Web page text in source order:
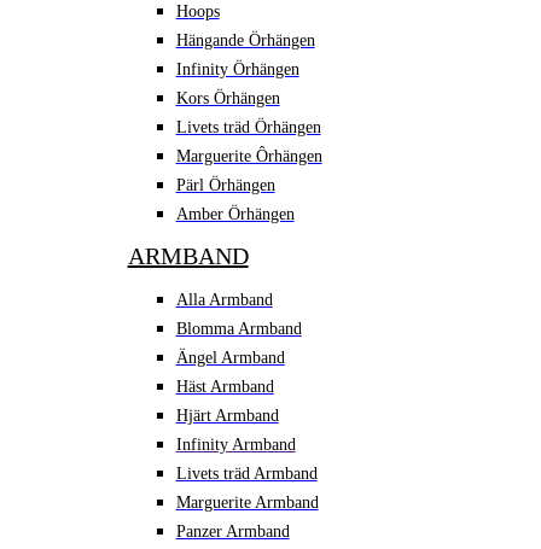
Hoops
Hängande Örhängen
Infinity Örhängen
Kors Örhängen
Livets träd Örhängen
Marguerite Ôrhängen
Pärl Örhängen
Amber Örhängen
ARMBAND
Alla Armband
Blomma Armband
Ängel Armband
Häst Armband
Hjärt Armband
Infinity Armband
Livets träd Armband
Marguerite Armband
Panzer Armband